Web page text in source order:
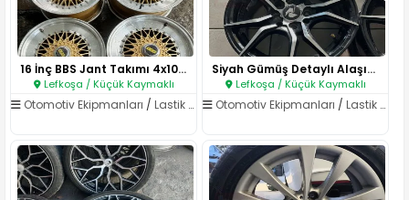
16 İnç BBS Jant Takımı 4x100..
Lefkoşa / Küçük Kaymaklı
Otomotiv Ekipmanları / Lastik ve Jant
Siyah Gümüş Detaylı Alaşım Jan..
Lefkoşa / Küçük Kaymaklı
Otomotiv Ekipmanları /Lastik ve Jant